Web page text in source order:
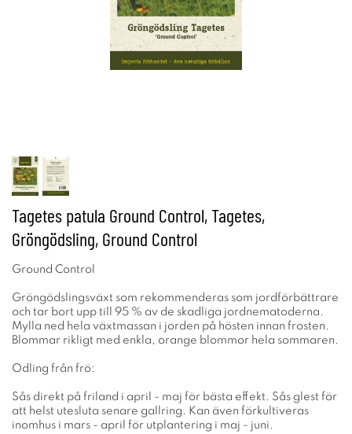
Tagetes patula Ground Control, Tagetes,
Gröngödsling, Ground Control
Ground Control
Gröngödslingsväxt som rekommenderas som jordförbättrare
och tar bort upp till 95 % av de skadliga jordnematoderna.
Mylla ned hela växtmassan i jorden på hösten innan frosten.
Blommar rikligt med enkla, orange blommor hela sommaren.
Odling från frö:
Sås direkt på friland i april - maj för bästa effekt. Sås glest för
att helst utesluta senare gallring. Kan även förkultiveras
inomhus i mars - april för utplantering i maj - juni.